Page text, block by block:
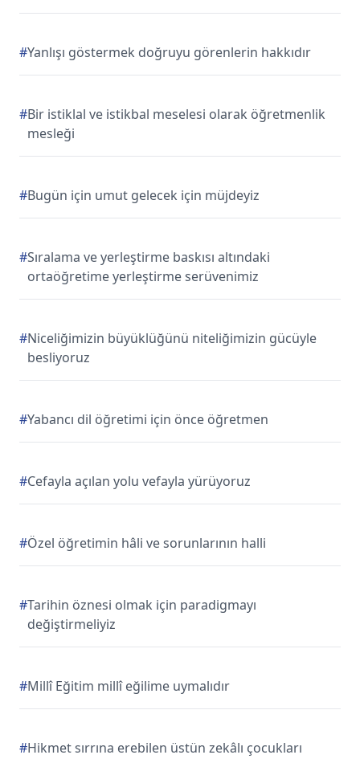
#Yanlışı göstermek doğruyu görenlerin hakkıdır
#Bir istiklal ve istikbal meselesi olarak öğretmenlik
mesleği
#Bugün için umut gelecek için müjdeyiz
#Sıralama ve yerleştirme baskısı altındaki
ortaöğretime yerleştirme serüvenimiz
#Niceliğimizin büyüklüğünü niteliğimizin gücüyle
besliyoruz
#Yabancı dil öğretimi için önce öğretmen
#Cefayla açılan yolu vefayla yürüyoruz
#Özel öğretimin hâli ve sorunlarının halli
#Tarihin öznesi olmak için paradigmayı
değiştirmeliyiz
#Millî Eğitim millî eğilime uymalıdır
#Hikmet sırrına erebilen üstün zekâlı çocukları